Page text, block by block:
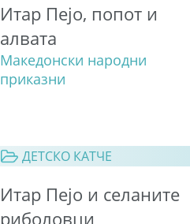
Итар Пејо, попот и
алвата
Македонски народни
приказни
ДЕТСКО КАТЧЕ
Итар Пејо и селаните
риболовци